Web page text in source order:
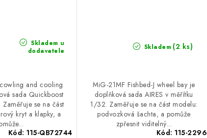
Skladem u
dodavatele
and cooling
sada Quickboost
se na část
kryt a klapky, a
Kód:115-QB72744
Skladem (2 ks)
MiG-21MF Fishbed-J wheel bay je
doplňková sada AIRES v měřítku
1/32. Zaměřuje se na část modelu:
podvozková šachta, a pomůže
zpřesnit viditelný...
Kód:115-2296